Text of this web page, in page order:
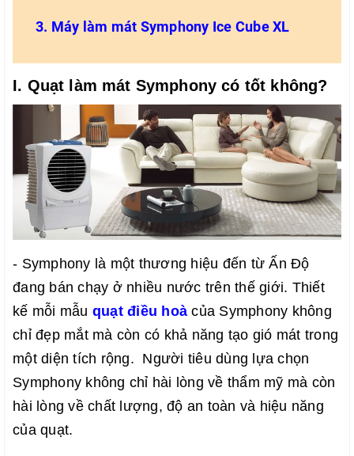
3. Máy làm mát Symphony Ice Cube XL
I. Quạt làm mát Symphony có tốt không?
- Symphony là một thương hiệu đến từ Ấn Độ
đang bán chạy ở nhiều nước trên thế giới. Thiết
kế mỗi mẫu quạt điều hoà của Symphony không
chỉ đẹp mắt mà còn có khả năng tạo gió mát trong
một diện tích rộng.  Người tiêu dùng lựa chọn
Symphony không chỉ hài lòng về thẩm mỹ mà còn
hài lòng về chất lượng, độ an toàn và hiệu năng
của quạt.